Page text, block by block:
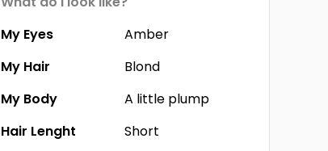
My Eyes
Amber
My Hair
Blond
My Body
A little plump
Hair Lenght
Short